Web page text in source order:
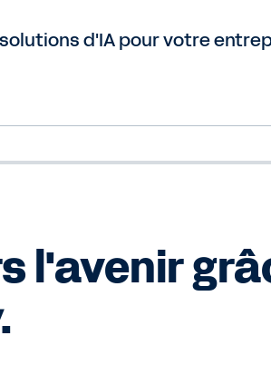
d'IA pour votre
l'avenir